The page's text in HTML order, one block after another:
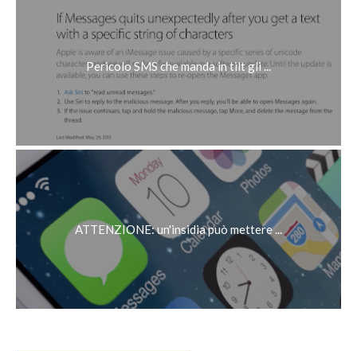
Pericolo SMS che manda in tilt gli ...
ATTENZIONE: un'insidia può mettere ...